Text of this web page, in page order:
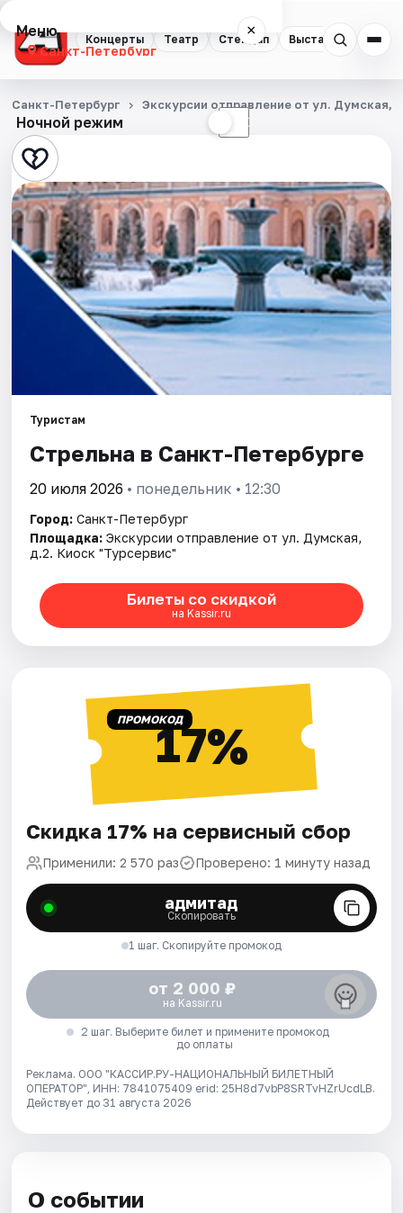
Концерты Театр Стендап Выставки
Меню ×
Санкт-Петербург
Концерты
Театр
Стендап
Выставки
Квесты
Экскурсии
Города
Площадки
Артисты
Ночной режим ☾
Санкт-Петербург Экскурсии отправление от ул. Думская,
Туристам
Стрельна в Санкт-Петербурге
20 июля 2026 • понедельник • 12:30
Город: Санкт-Петербург
Площадка: Экскурсии отправление от ул. Думская,
д.2. Киоск "Турсервис"
Билеты со скидкой
на Kassir.ru
ПРОМОКОД17%
Скидка 17% на сервисный сбор
Применили: 2 570 раз Проверено: 1 минуту назад
адмитад
Скопировать
1 шаг. Скопируйте промокод
от 2 000 ₽
на Kassir.ru
2 шаг. Выберите билет и примените промокод
до оплаты
Реклама. ООО "КАССИР.РУ-НАЦИОНАЛЬНЫЙ БИЛЕТНЫЙ
ОПЕРАТОР", ИНН: 7841075409 erid: 25H8d7vbP8SRTvHZrUcdLB.
Действует до 31 августа 2026
О событии